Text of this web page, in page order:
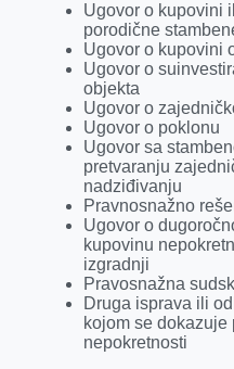
Ugovor o kupovini
porodične
Ugovor o kupovini
Ugovor o
objekta
Ugovor o
Ugovor o poklonu
Ugovor sa
pretvaranju
nadziđivanju
Pravnosnažno
Ugovor o
kupovinu
izgradnji
Pravosnažna
Druga isprava ili
kojom se dokazuje
nepokretnosti